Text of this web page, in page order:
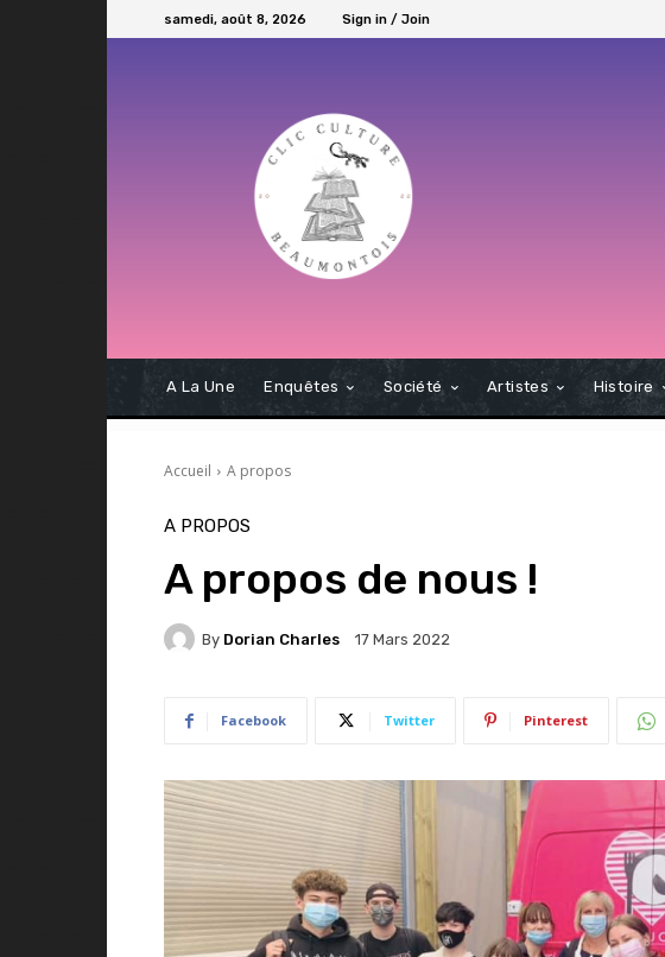
samedi, août 8, 2026 Sign in / Join
A La Une Enquêtes Société Artistes Histoire
Accueil A propos
A PROPOS
A propos de nous !
By Dorian Charles 17 Mars 2022
Facebook Twitter Pinterest